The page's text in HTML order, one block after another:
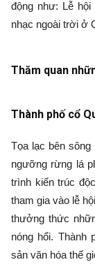
động như: Lễ
nhạc ngoài trời ở
Thăm quan
Thành phố cổ
Tọa lạc bên
ngưỡng rừng lá
trình kiến trúc
tham gia vào lễ
thưởng thức
nóng hổi. Thành
sản văn hóa thế